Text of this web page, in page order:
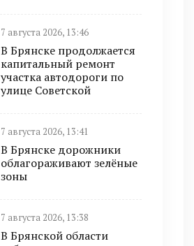
7 августа 2026, 13:46
В Брянске продолжается
капитальный ремонт
участка автодороги по
улице Советской
7 августа 2026, 13:41
В Брянске дорожники
облагораживают зелёные
зоны
7 августа 2026, 13:38
В Брянской области